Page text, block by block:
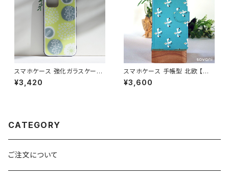
スマホケース 強化ガラスケース
北欧 花柄 イエロー iPhone16/
17/15/SE3 光沢 おしゃれ 耐衝
¥3,420
スマホケース 手帳型 北欧 【カ
モメのジョリー】鳥柄 iPhone1
7/16/15/SE3/Android カード
¥3,600
CATEGORY
ご注文について